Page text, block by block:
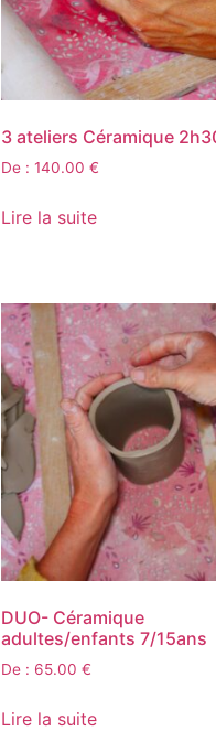
3 ateliers Céramique
De :140.00€
Lire la suite
DUO- Céramique
adultes/enfants 7/15ans
De : 65.00€
Lire la suite